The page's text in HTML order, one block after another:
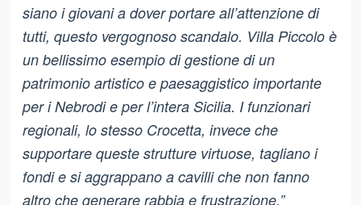
siano i giovani a dover portare all’attenzione di
tutti, questo vergognoso scandalo. Villa Piccolo è
un bellissimo esempio di gestione di un
patrimonio artistico e paesaggistico importante
per i Nebrodi e per l’intera Sicilia. I funzionari
regionali, lo stesso Crocetta, invece che
supportare queste strutture virtuose, tagliano i
fondi e si aggrappano a cavilli che non fanno
altro che generare rabbia e frustrazione.”